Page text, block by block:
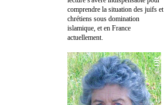
comprendre la situation des juifs et
chrétiens sous domination
islamique, et en France
actuellement.